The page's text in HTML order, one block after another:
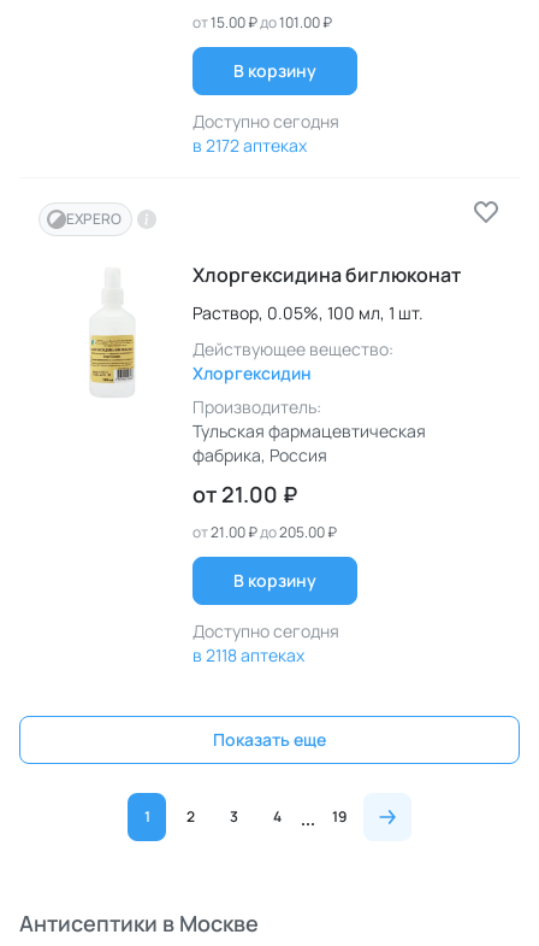
от15.00 ₽до101.00 ₽
В корзину
Доступно сегодня
в 2172 аптеках
EXPERO
Хлоргексидина биглюконат
Раствор, 0.05%, 100 мл, 1 шт.
Действующее вещество:
Хлоргексидин
Производитель:
Тульская фармацевтическая
фабрика, Россия
от 21.00 ₽
от21.00 ₽до205.00 ₽
В корзину
Доступно сегодня
в 2118 аптеках
Показать еще
1 2 3 4 19
Антисептики в Москве